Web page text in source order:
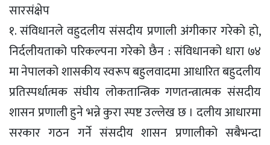
सारसंक्षेप
१. संविधानले वहुदलीय संसदीय प्रणाली अंगीकार गरेको हो,
निर्दलीयताको परिकल्पना गरेको छैन : संविधानको धारा ७४
मा नेपालको शासकीय स्वरूप बहुलवादमा आधारित बहुदलीय
प्रतिस्पर्धात्मक संघीय लोकतान्त्रिक गणतन्त्रात्मक संसदीय
शासन प्रणाली हुने भन्ने कुरा स्पष्ट उल्लेख छ । दलीय आधारमा
सरकार गठन गर्ने संसदीय शासन प्रणालीको सबैभन्दा